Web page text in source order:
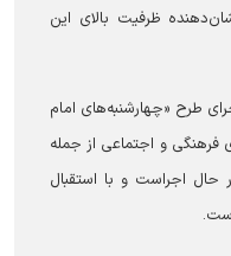
ظرفیت بالای این
طرح «چهارشنبه‌های امام
فرهنگی و اجتماعی از جمله
اجراست و با استقبال